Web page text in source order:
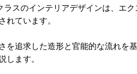
ラスのインテリアデザインは、エ
されています。
を追求した造形と官能的な流れを
します。